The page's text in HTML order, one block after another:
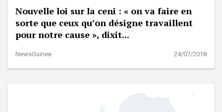
Nouvelle loi sur la ceni : « on va faire en
sorte que ceux qu’on désigne travaillent
pour notre cause », dixit...
NewsGuinee 24/07/2018